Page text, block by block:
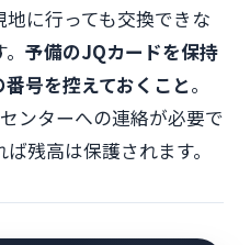
に行っても交換できな
予備のJQカードを保持
号を控えておくこと。
ンターへの連絡が必要で
残高は保護されます。